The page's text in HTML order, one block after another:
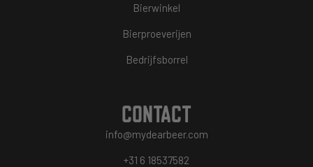
Bierwinkel
Bierproeverijen
Bedrijfsborrel
CONTACT
info@mydearbeer.com
+31 6 18537582